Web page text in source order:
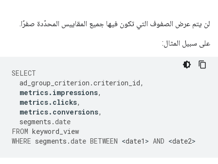
لن يتم عرض الصفوف التي تكون فيها جميع المقاييس المحدّدة صفرًا.
على سبيل المثال:
SELECT
ad_group_criterion .criterion_id,
metrics. impressions,
metrics. clicks,
metrics. conversions,
segments .date
FROM keyword_view
WHERE segments .date BETWEEN <date1 > AND <date2